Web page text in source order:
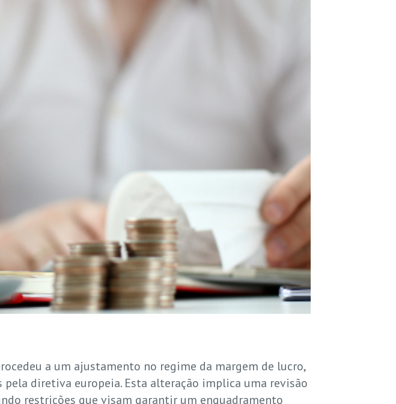
a um ajustamento no regime da margem de lucro,
diretiva europeia. Esta alteração implica uma revisão
restrições que visam garantir um enquadramento